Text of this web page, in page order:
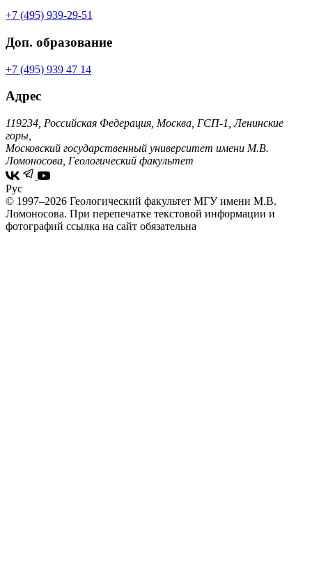
+7 (495) 939-29-51
Доп. образование
+7 (495) 939 47 14
Адрес
119234, Российская Федерация, Москва, ГСП-1, Ленинские
горы,
Московский государственный университет имени М.В.
Ломоносова, Геологический факультет
Рус
© 1997–2026 Геологический факультет МГУ имени М.В.
Ломоносова. При перепечатке текстовой информации и
фотографий ссылка на сайт обязательна